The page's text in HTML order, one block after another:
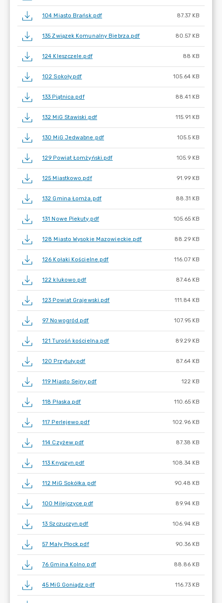
104 Miasto Brańsk.pdf 87.37 KB
135 Związek Komunalny Biebrza.pdf 80.57 KB
124 Kleszczele.pdf 88 KB
102 Sokoły.pdf 105.64 KB
133 Piątnica.pdf 88.41 KB
132 MiG Stawiski.pdf 115.91 KB
130 MiG Jedwabne.pdf 105.5 KB
129 Powiat Łomżyński.pdf 105.9 KB
125 Miastkowo.pdf 91.99 KB
132 Gmina Łomża.pdf 88.31 KB
131 Nowe Piekuty.pdf 105.65 KB
128 Miasto Wysokie Mazowieckie.pdf 88.29 KB
126 Kołaki Kościelne.pdf 116.07 KB
122 klukowo.pdf 87.46 KB
123 Powiat Grajewski.pdf 111.84 KB
97 Nowogród.pdf 107.95 KB
121 Turośń kościelna.pdf 89.29 KB
120 Przytuły.pdf 87.64 KB
119 Miasto Sejny.pdf 122 KB
118 Płaska.pdf 110.65 KB
117 Perlejewo.pdf 102.96 KB
114 Czyżew.pdf 87.38 KB
113 Knyszyn.pdf 108.34 KB
112 MiG Sokółka.pdf 90.48 KB
100 Milejczyce.pdf 89.94 KB
13 Szczuczyn.pdf 106.94 KB
57 Mały Płock.pdf 90.36 KB
76 Gmina Kolno.pdf 88.86 KB
45 MiG Goniądz.pdf 116.73 KB